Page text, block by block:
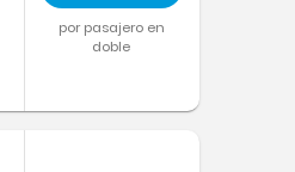
por pasajero en
doble